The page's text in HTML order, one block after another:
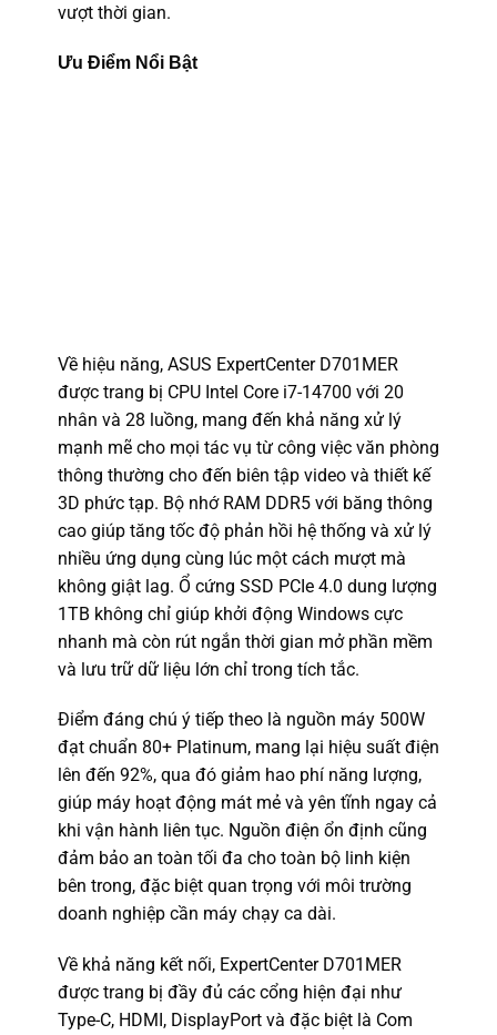
vượt thời gian.
Ưu Điểm Nổi Bật
Về hiệu năng, ASUS ExpertCenter D701MER
được trang bị CPU Intel Core i7-14700 với 20
nhân và 28 luồng, mang đến khả năng xử lý
mạnh mẽ cho mọi tác vụ từ công việc văn phòng
thông thường cho đến biên tập video và thiết kế
3D phức tạp. Bộ nhớ RAM DDR5 với băng thông
cao giúp tăng tốc độ phản hồi hệ thống và xử lý
nhiều ứng dụng cùng lúc một cách mượt mà
không giật lag. Ổ cứng SSD PCIe 4.0 dung lượng
1TB không chỉ giúp khởi động Windows cực
nhanh mà còn rút ngắn thời gian mở phần mềm
và lưu trữ dữ liệu lớn chỉ trong tích tắc.
Điểm đáng chú ý tiếp theo là nguồn máy 500W
đạt chuẩn 80+ Platinum, mang lại hiệu suất điện
lên đến 92%, qua đó giảm hao phí năng lượng,
giúp máy hoạt động mát mẻ và yên tĩnh ngay cả
khi vận hành liên tục. Nguồn điện ổn định cũng
đảm bảo an toàn tối đa cho toàn bộ linh kiện
bên trong, đặc biệt quan trọng với môi trường
doanh nghiệp cần máy chạy ca dài.
Về khả năng kết nối, ExpertCenter D701MER
được trang bị đầy đủ các cổng hiện đại như
Type-C, HDMI, DisplayPort và đặc biệt là Com